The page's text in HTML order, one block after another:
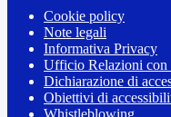
Cookie policy
Note legali
Informativa Privacy
Ufficio Relazioni con
Dichiarazione di
Obiettivi di